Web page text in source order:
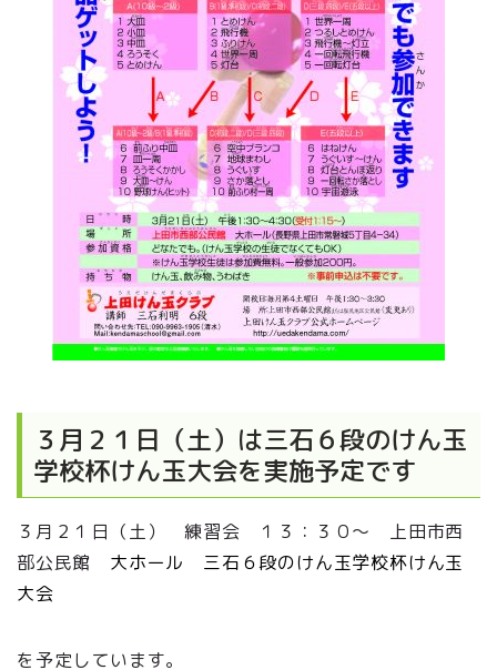
３月２１日（土）は三石６段のけん玉
学校杯けん玉大会を実施予定です
３月２１日（土） 練習会 １３：３０～ 上田市西
部公民館 大ホール 三石６段のけん玉学校杯けん玉
大会
を予定しています。